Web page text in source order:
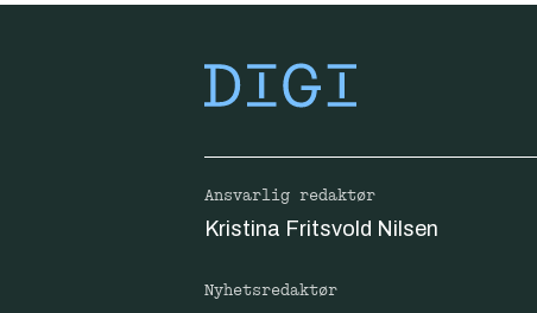
Ansvarlig redaktør
Kristina Fritsvold Nilsen
Nyhetsredaktør